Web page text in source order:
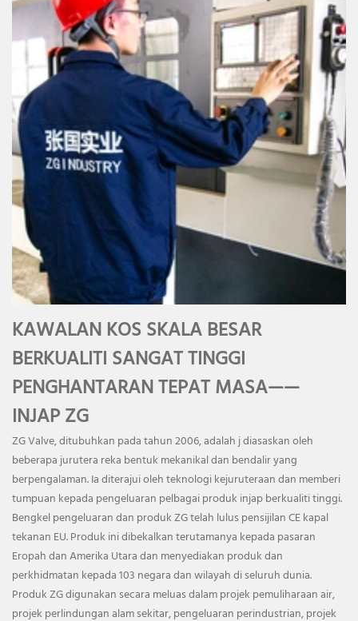
KAWALAN KOS SKALA BESAR
BERKUALITI SANGAT TINGGI
PENGHANTARAN TEPAT MASA——
INJAP ZG
ZG Valve, ditubuhkan pada tahun 2006, adalah jdiasaskan oleh
beberapa jurutera reka bentuk mekanikal dan bendalir yang
berpengalaman. Ia diterajui oleh teknologi kejuruteraan dan memberi
tumpuan kepada pengeluaran pelbagai produk injap berkualiti tinggi.
Bengkel pengeluaran dan produk ZG telah lulus pensijilan CE kapal
tekanan EU. Produk ini dibekalkan terutamanya kepada pasaran
Eropah dan Amerika Utara dan menyediakan produk dan
perkhidmatan kepada 103 negara dan wilayah di seluruh dunia.
Produk ZG digunakan secara meluas dalam projek pemuliharaan air,
projek perlindungan alam sekitar, pengeluaran perindustrian, projek